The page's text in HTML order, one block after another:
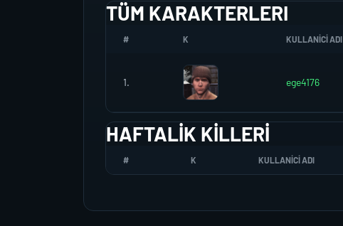
TÜM KARAKTERLERI
# K KULLANICI ADI
1. ege4176
HAFTALIK KILLERI
# K KULLANICI ADI